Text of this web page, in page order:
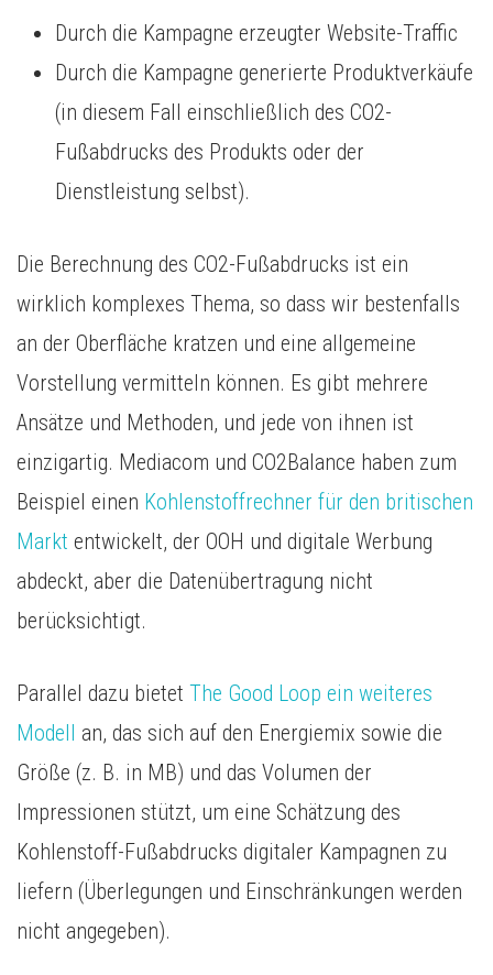
Durch die Kampagne erzeugter Website-Traffic
Durch die Kampagne generierte Produktverkäufe
(in diesem Fall einschließlich des CO2-
Fußabdrucks des Produkts oder der
Dienstleistung selbst).
Die Berechnung des CO2-Fußabdrucks ist ein
wirklich komplexes Thema, so dass wir bestenfalls
an der Oberfläche kratzen und eine allgemeine
Vorstellung vermitteln können. Es gibt mehrere
Ansätze und Methoden, und jede von ihnen ist
einzigartig. Mediacom und CO2Balance haben zum
Beispiel einen Kohlenstoffrechner für den britischen
Markt entwickelt, der OOH und digitale Werbung
abdeckt, aber die Datenübertragung nicht
berücksichtigt.
Parallel dazu bietet The Good Loop ein weiteres
Modell an, das sich auf den Energiemix sowie die
Größe (z. B. in MB) und das Volumen der
Impressionen stützt, um eine Schätzung des
Kohlenstoff-Fußabdrucks digitaler Kampagnen zu
liefern (Überlegungen und Einschränkungen werden
nicht angegeben).